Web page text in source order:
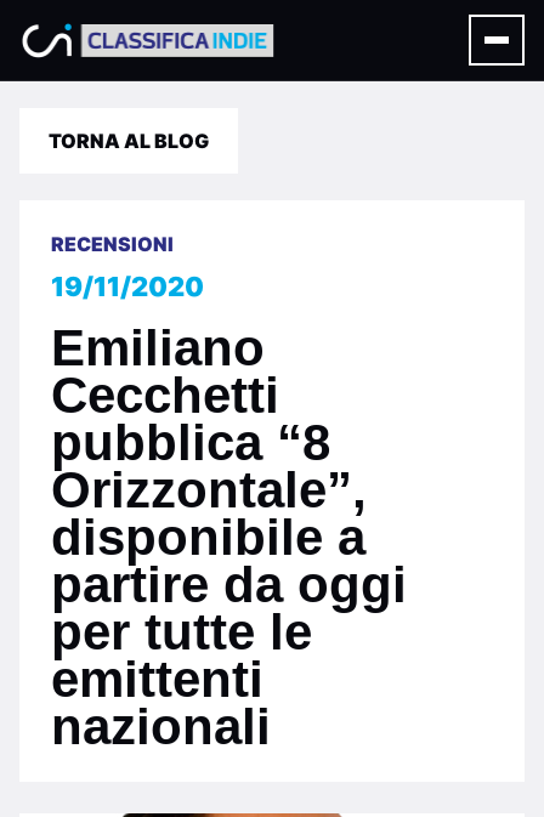
TORNA AL BLOG
RECENSIONI
19/11/2020
Emiliano
Cecchetti
pubblica “8
Orizzontale”,
disponibile a
partire da oggi
per tutte le
emittenti
nazionali